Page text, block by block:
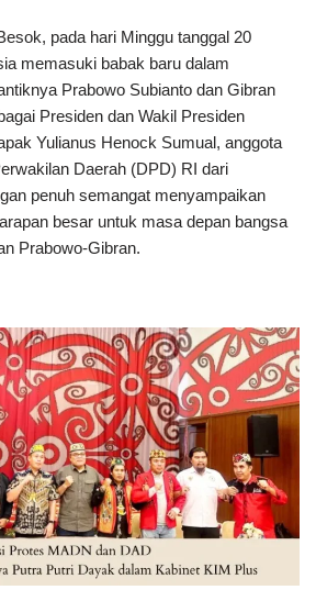
pada hari Minggu tanggal 20
memasuki babak baru dalam
Prabowo Subianto dan Gibran
Presiden dan Wakil Presiden
Yulianus Henock Sumual, anggota
Daerah (DPD) RI dari
penuh semangat menyampaikan
besar untuk masa depan bangsa
Prabowo-Gibran.